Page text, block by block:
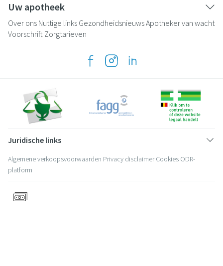
Uw apotheek
Over ons Nuttige links GezondheidsnieuwsApotheker van wacht
Voorschrift Zorgtarieven
Juridische links
Algemene verkoopsvoorwaarden Privacy disclaimer Cookies ODR-
platform